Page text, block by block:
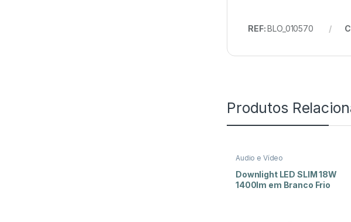
REF:BLO_010570
Produtos
Audio e Vídeo
Downlight LED SLIM 18W
1400lm em Branco Frio